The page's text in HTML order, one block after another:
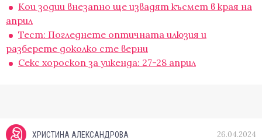
Кои зодии внезапно ще извадят късмет в края на
април
Тест: Погледнете оптичната илюзия и
разберете доколко сте верни
Секс хороскоп за уикенда: 27-28 април
ХРИСТИНА АЛЕКСАНДРОВА 26.04.2024